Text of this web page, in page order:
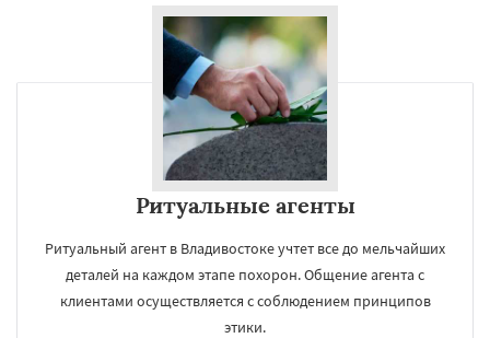
Ритуальные агенты
Ритуальный агент в Владивостоке учтет все до мельчайших
деталей на каждом этапе похорон. Общение агента с
клиентами осуществляется с соблюдением принципов
этики.